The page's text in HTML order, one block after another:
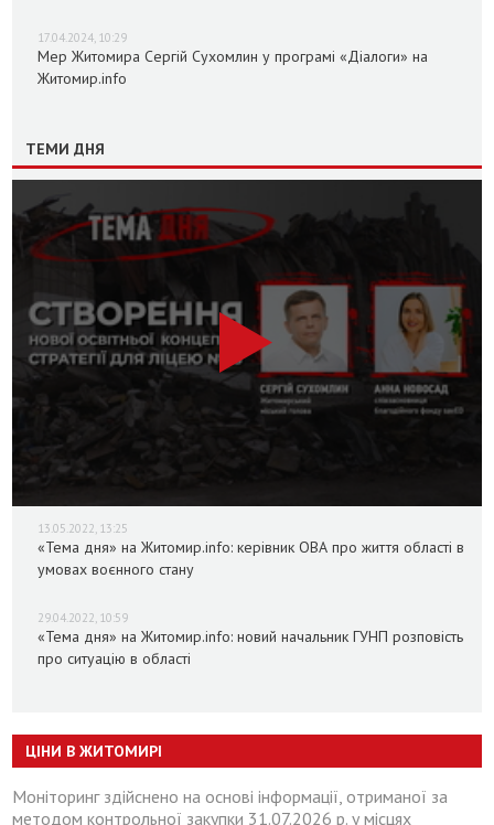
17.04.2024, 10:29
Мер Житомира Сергій Сухомлин у програмі «Діалоги» на
Житомир.info
ТЕМИ ДНЯ
13.05.2022, 13:25
«Тема дня» на Житомир.info: керівник ОВА про життя області в
умовах воєнного стану
29.04.2022, 10:59
«Тема дня» на Житомир.info: новий начальник ГУНП розповість
про ситуацію в області
ЦІНИ В ЖИТОМИРІ
Моніторинг здійснено на основі інформації, отриманої за
методом контрольної закупки 31.07.2026 р. у місцях